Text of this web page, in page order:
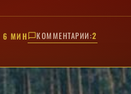
6 МИН КОММЕНТАРИИ:2